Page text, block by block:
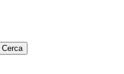
Cerca